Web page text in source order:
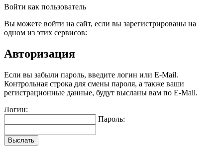
Войти как пользователь
Вы можете войти на сайт, если вы зарегистрированы на
одном из этих сервисов:
Авторизация
Если вы забыли пароль, введите логин или E-Mail.
Контрольная строка для смены пароля, а также ваши
регистрационные данные, будут высланы вам по E-Mail.
Логин:
Пароль:
Выслать